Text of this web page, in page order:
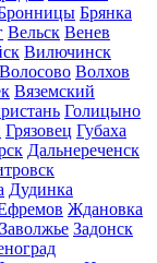
Брянка
Вельск Венев
Вилючинск
Волосово Волхов
Вяземский
Голицыно
Грязовец Губаха
Дальнереченск
Дудинка
Ждановка
Заволжье Задонск